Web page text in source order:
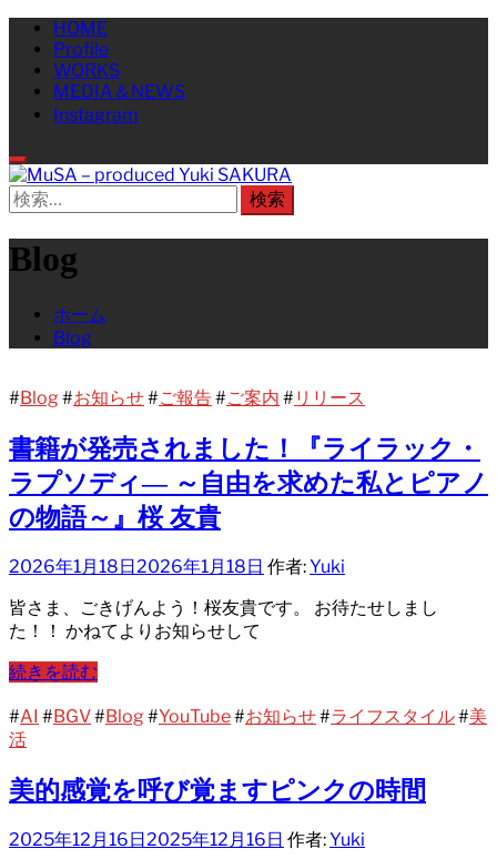
ス
キ
ッ
プ
ー
HOME
Profile
WORKS
MEDIA＆NEWS
Instagram
MuSA – produced Yuki SAKURA
検
索:
Blog
ホーム
Blog
#Blog #お知らせ#ご報告#ご案内 # リリース
書籍が発売されました！『ライラック・
ラプソディ― ～自由を求めた私とピアノ
の物語～』桜 友貴
2026年1月18日2026年1月18日 作者:Yuki
皆さま、ごきげんよう！桜友貴です。 お待たせしまし
た！！ かねてよりお知らせして
続きを読む
#AI #BGV#Blog #YouTube#お知らせ#ライフスタイル#美
活
美的感覚を呼び覚ますピンクの時間
2025年12月16日 2025年12月16日 作者:Yuki